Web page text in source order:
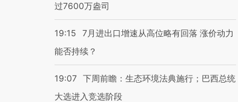
过7600万盎司
19:15
7月进出口增速从高位略有回落 涨价动力
能否持续？
19:07 下周前瞻：生态环境法典施行；巴西总统
大选进入竞选阶段